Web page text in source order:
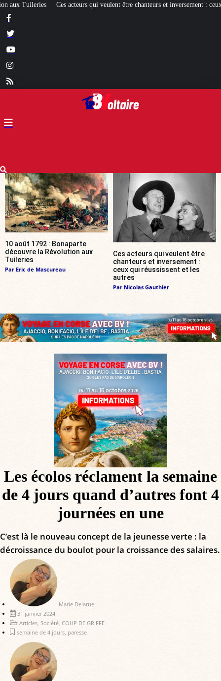
être chanteurs et inversement : ceux qui réussissent et les autres
10 août 1792 : Bonaparte
découvre la Révolution aux
Tuileries
Par Eric de Mascureau
Ces acteurs qui veulent être
chanteurs et inversement :
ceux qui réussissent et les
autres
Par Nicolas Gauthier
Les écolos réclament la semaine
de 4 jours quand d’autres font 4
journées en une
C’est là le nouveau concept de la jeunesse verte : la
décroissance du boulot pour la croissance des salaires.
Marie Delarue
31 janvier 2024
Articles, Société, COUP DE GRIFFE
semaine de 4 jours, paresse